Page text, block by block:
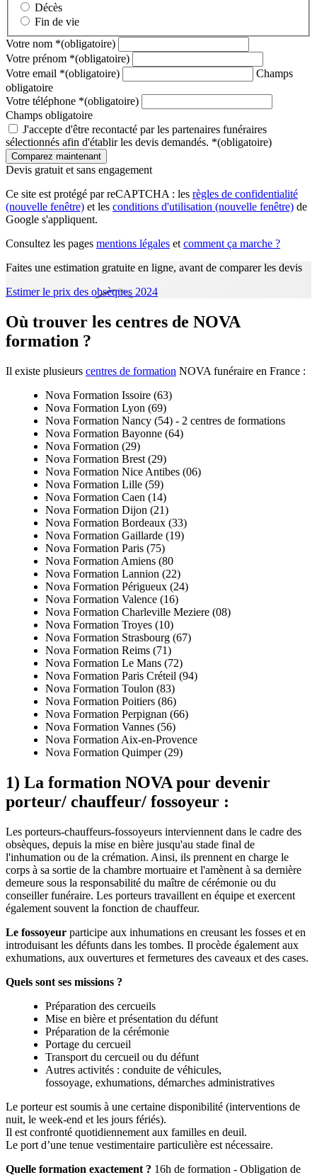
Décès
Fin de vie
Votre nom *(obligatoire)
Votre prénom *(obligatoire)
Votre email *(obligatoire)
Champs
obligatoire
Votre téléphone *(obligatoire)
Champs obligatoire
J'accepte d'être recontacté par les partenaires funéraires
sélectionnés afin d'établir les devis demandés. *(obligatoire)
Devis gratuit et sans engagement
Ce site est protégé par reCAPTCHA : les règles de confidentialité
(nouvelle fenêtre) et les conditions d'utilisation (nouvelle fenêtre) de
Google s'appliquent.
Consultez les pages mentions légales et comment ça marche ?
Faites une estimation gratuite en ligne, avant de comparer les devis
Estimer le prix des obsèques 2024
Où trouver les centres de NOVA
formation ?
Il existe plusieurs centres de formation NOVA funéraire en France :
Nova Formation Issoire (63)
Nova Formation Lyon (69)
Nova Formation Nancy (54) - 2 centres de formations
Nova Formation Bayonne (64)
Nova Formation (29)
Nova Formation Brest (29)
Nova Formation Nice Antibes (06)
Nova Formation Lille (59)
Nova Formation Caen (14)
Nova Formation Dijon (21)
Nova Formation Bordeaux (33)
Nova Formation Gaillarde (19)
Nova Formation Paris (75)
Nova Formation Amiens (80
Nova Formation Lannion (22)
Nova Formation Périgueux (24)
Nova Formation Valence (16)
Nova Formation Charleville Meziere (08)
Nova Formation Troyes (10)
Nova Formation Strasbourg (67)
Nova Formation Reims (71)
Nova Formation Le Mans (72)
Nova Formation Paris Créteil (94)
Nova Formation Toulon (83)
Nova Formation Poitiers (86)
Nova Formation Perpignan (66)
Nova Formation Vannes (56)
Nova Formation Aix-en-Provence
Nova Formation Quimper (29)
1) La formation NOVA pour devenir
porteur/ chauffeur/ fossoyeur :
Les porteurs-chauffeurs-fossoyeurs interviennent dans le cadre des
obsèques, depuis la mise en bière jusqu'au stade final de
l'inhumation ou de la crémation. Ainsi, ils prennent en charge le
corps à sa sortie de la chambre mortuaire et l'amènent à sa dernière
demeure sous la responsabilité du maître de cérémonie ou du
conseiller funéraire. Les porteurs travaillent en équipe et exercent
également souvent la fonction de chauffeur.
Le fossoyeur participe aux inhumations en creusant les fosses et en
introduisant les défunts dans les tombes. Il procède également aux
exhumations, aux ouvertures et fermetures des caveaux et des cases.
Quels sont ses missions ?
Préparation des cercueils
Mise en bière et présentation du défunt
Préparation de la cérémonie
Portage du cercueil
Transport du cercueil ou du défunt
Autres activités : conduite de véhicules,
fossoyage, exhumations, démarches administratives
Le porteur est soumis à une certaine disponibilité (interventions de
nuit, le week-end et les jours fériés).
Il est confronté quotidiennement aux familles en deuil.
Le port d’une tenue vestimentaire particulière est nécessaire.
Quelle formation exactement ? 16h de formation - Obligation de